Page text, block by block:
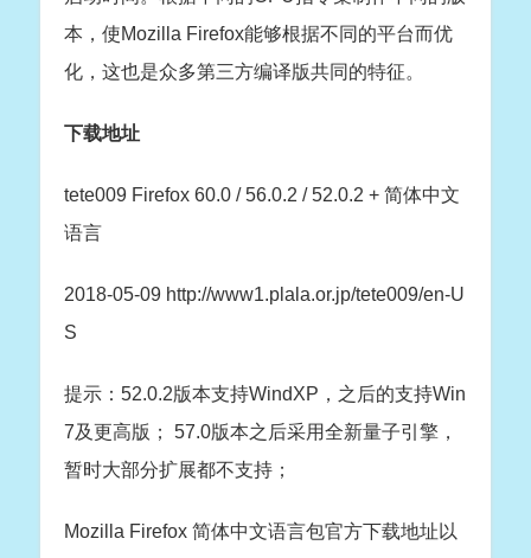
本，使Mozilla Firefox能够根据不同的平台而优
化，这也是众多第三方编译版共同的特征。
下载地址
tete009 Firefox 60.0 / 56.0.2 / 52.0.2 + 简体中文
语言
2018-05-09 http://www1.plala.or.jp/tete009/en-U
S
提示：52.0.2版本支持WindXP，之后的支持Win
7及更高版； 57.0版本之后采用全新量子引擎，
暂时大部分扩展都不支持；
Mozilla Firefox 简体中文语言包官方下载地址以